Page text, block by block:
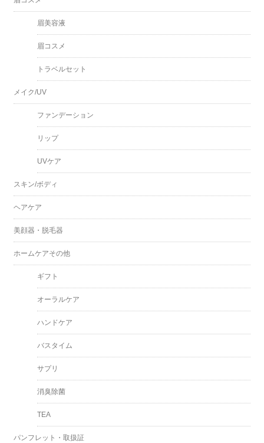
眉美容液
眉コスメ
トラベルセット
メイク/UV
ファンデーション
リップ
UVケア
スキン/ボディ
ヘアケア
美顔器・脱毛器
ホームケアその他
ギフト
オーラルケア
ハンドケア
バスタイム
サプリ
消臭除菌
TEA
パンフレット・取扱証